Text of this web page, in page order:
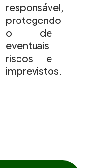
responsável,
protegendo-
o de
eventuais
riscos e
imprevistos.